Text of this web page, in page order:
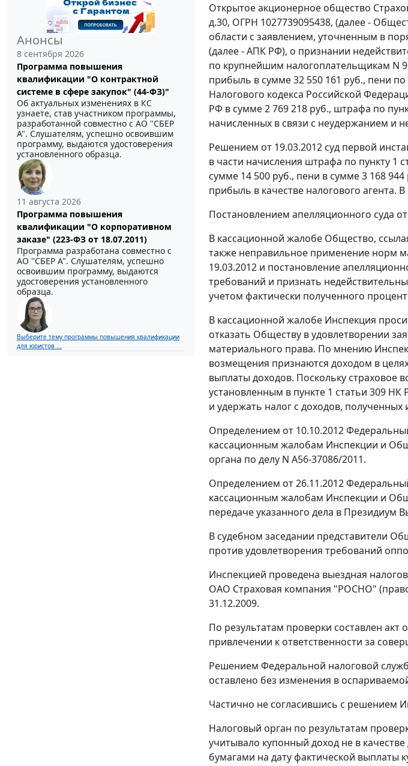
Анонсы
8 сентября 2026
Программа повышения
квалификации "О контрактной
системе в сфере закупок" (44-ФЗ)"
Об актуальных изменениях в КС
узнаете, став участником программы,
разработанной совместно с АО ''СБЕР
А". Слушателям, успешно освоившим
программу, выдаются удостоверения
установленного образца.
11 августа 2026
Программа повышения
квалификации "О корпоративном
заказе" (223-ФЗ от 18.07.2011)
Программа разработана совместно с
АО ''СБЕР А". Слушателям, успешно
освоившим программу, выдаются
удостоверения установленного
образца.
Выберите тему программы повышения квалификации
для юристов ...
Открытое акционерное общество
д.30, ОГРН 1027739095438, (далее -
области с заявлением, уточненным в
(далее - АПК РФ), о признании
по крупнейшим налогоплательщикам N 9
прибыль в сумме 32 550 161 руб., пени
Налогового кодекса Российской
РФ в сумме 2 769 218 руб., штрафа по
начисленных в связи с неудержанием и
Решением от 19.03.2012 суд первой
в части начисления штрафа по пункту 1
сумме 14 500 руб., пени в сумме 3 168
прибыль в качестве налогового агента.
Постановлением апелляционного суда
В кассационной жалобе Общество,
также неправильное применение норм
19.03.2012 и постановление
требований и признать
учетом фактически полученного
В кассационной жалобе Инспекция
отказать Обществу в удовлетворении
материального права. По мнению
возмещения признаются доходом в
выплаты доходов. Поскольку страховое
установленным в пункте 1 статьи 309 НК
и удержать налог с доходов,
Определением от 10.10.2012
кассационным жалобам Инспекции и
органа по делу N А56-37086/2011.
Определением от 26.11.2012
кассационным жалобам Инспекции и
передаче указанного дела в Президиум
В судебном заседании представители
против удовлетворения требований
Инспекцией проведена выездная
ОАО Страховая компания "РОСНО"
31.12.2009.
По результатам проверки составлен акт
привлечении к ответственности за
Решением Федеральной налоговой
оставлено без изменения в
Частично не согласившись с решением
Налоговый орган по результатам
учитывало купонный доход не в
бумагами на дату фактической выплаты